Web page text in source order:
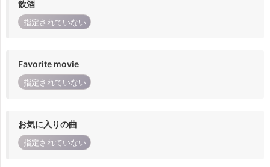
飲酒
指定されていない
Favorite movie
指定されていない
お気に入りの曲
指定されていない